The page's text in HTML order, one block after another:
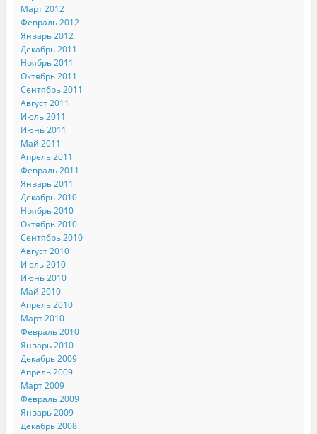
Март 2012
Февраль 2012
Январь 2012
Декабрь 2011
Ноябрь 2011
Октябрь 2011
Сентябрь 2011
Август 2011
Июль 2011
Июнь 2011
Май 2011
Апрель 2011
Февраль 2011
Январь 2011
Декабрь 2010
Ноябрь 2010
Октябрь 2010
Сентябрь 2010
Август 2010
Июль 2010
Июнь 2010
Май 2010
Апрель 2010
Март 2010
Февраль 2010
Январь 2010
Декабрь 2009
Апрель 2009
Март 2009
Февраль 2009
Январь 2009
Декабрь 2008